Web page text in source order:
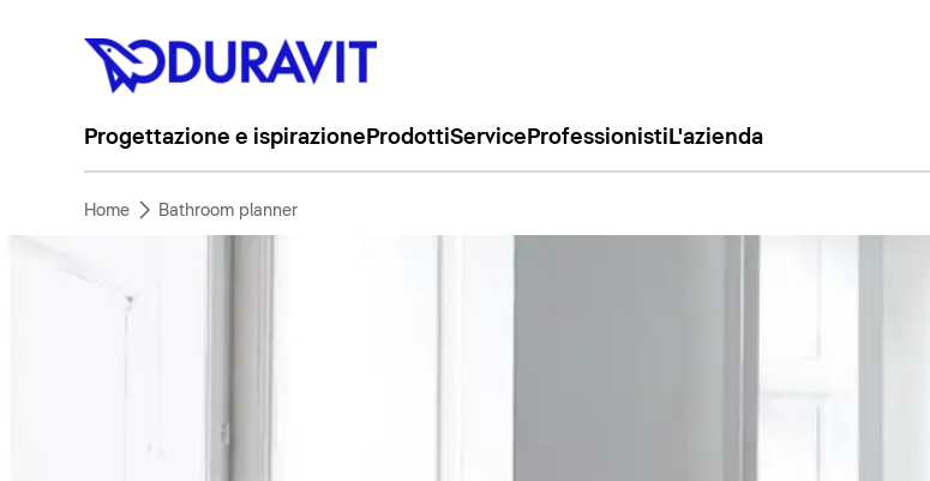
Progettazione e ispirazione ProdottiService Professionisti L'azienda
Home Bathroom planner